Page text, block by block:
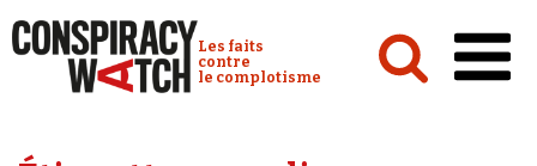
Conspiracy Watch :
Les faits
contre
le complotisme